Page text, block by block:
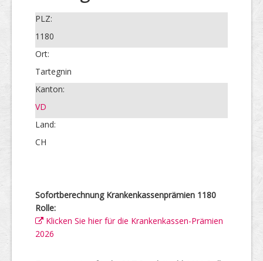
PLZ:
1180
Ort:
Tartegnin
Kanton:
VD
Land:
CH
Sofortberechnung Krankenkassenprämien 1180
Rolle:
Klicken Sie hier für die Krankenkassen-Prämien
2026